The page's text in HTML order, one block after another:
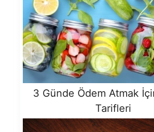
3 Günde Ödem Atmak
Tarifleri